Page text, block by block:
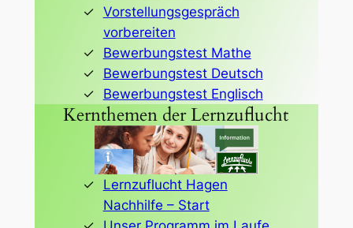
Vorstellungsgespräch
vorbereiten
Bewerbungstest Mathe
Bewerbungstest Deutsch
Bewerbungstest Englisch
Kernthemen der Lernzuflucht
Lernzuflucht Hagen
Nachhilfe – Start